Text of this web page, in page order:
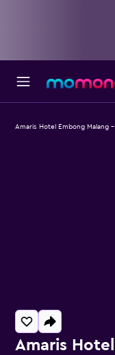
Amaris
Amaris Hotel Embong Malang